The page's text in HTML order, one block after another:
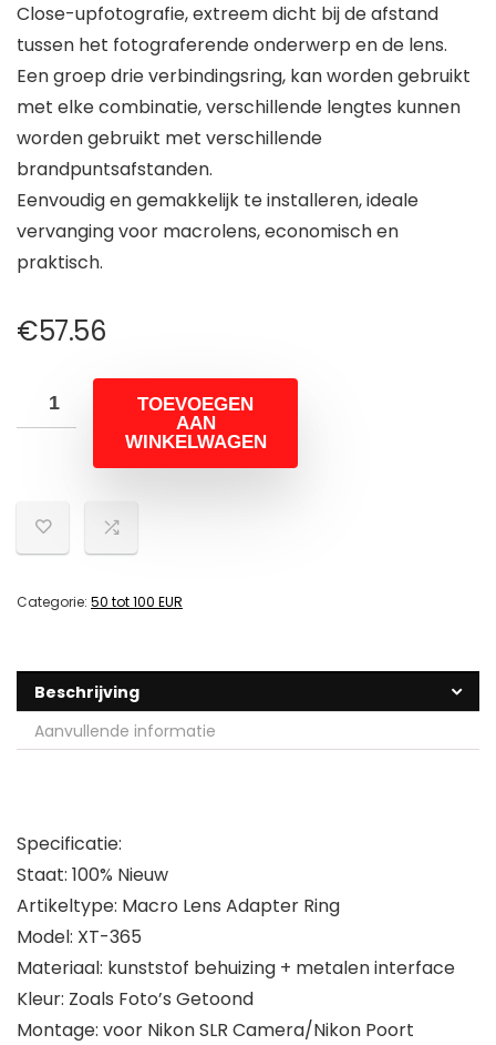
Close-upfotografie, extreem dicht bij de afstand
tussen het fotograferende onderwerp en de lens.
Een groep drie verbindingsring, kan worden gebruikt
met elke combinatie, verschillende lengtes kunnen
worden gebruikt met verschillende
brandpuntsafstanden.
Eenvoudig en gemakkelijk te installeren, ideale
vervanging voor macrolens, economisch en
praktisch.
€57.56
TOEVOEGEN
AAN
WINKELWAGEN
Categorie: 50 tot 100 EUR
Beschrijving
Aanvullende informatie
Specificatie:
Staat: 100% Nieuw
Artikeltype: Macro Lens Adapter Ring
Model: XT-365
Materiaal: kunststof behuizing + metalen interface
Kleur: Zoals Foto’s Getoond
Montage: voor Nikon SLR Camera/Nikon Poort